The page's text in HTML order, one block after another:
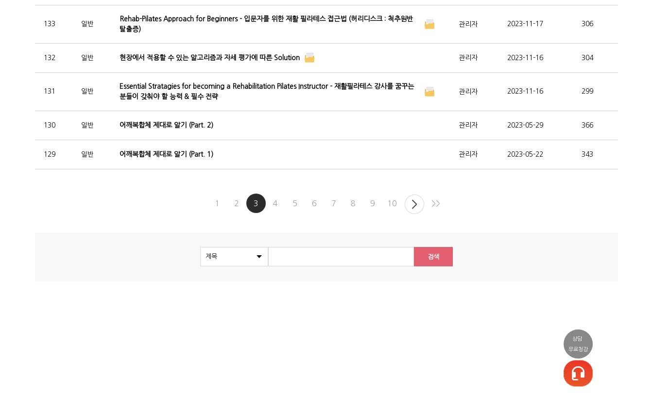
133 일반
Rehab-Pilates Approach for Beginners - 입문자를 위한 재활 필라테스 접근법 (허리디스크 : 척추원반
탈출증)
관리자 2023-11-17 306
132 일반 현장에서 적용할 수 있는 알고리즘과 자세 평가에 따른 Solution 관리자 2023-11-16 304
131 일반
Essential Stratagies for becoming a Rehabilitation Pilates Instructor - 재활필라테스 강사를 꿈꾸는
분들이 갖춰야 할 능력 & 필수 전략
관리자 2023-11-16 299
130 일반 어깨복합체 제대로 알기 (Part. 2) 관리자 2023-05-29 366
129 일반 어깨복합체 제대로 알기 (Part. 1) 관리자 2023-05-22 343
1 2 3 4 5 6 7 8 9 10 >>
검색
상담
무료청강